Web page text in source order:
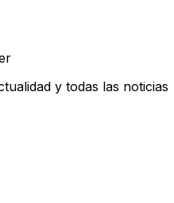
y todas las noticias